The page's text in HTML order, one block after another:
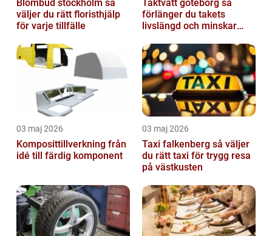
Blombud stockholm så
väljer du rätt floristhjälp
för varje tillfälle
Taktvätt göteborg så
förlänger du takets
livslängd och minskar
03 maj 2026
Komposittillverkning från
idé till färdig komponent
03 maj 2026
Taxi falkenberg så väljer
du rätt taxi för trygg resa
på västkusten